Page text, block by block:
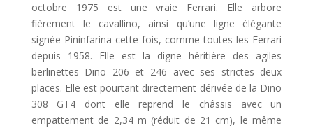
octobre 1975 est une vraie Ferrari. Elle arbore
fièrement le cavallino, ainsi qu’une ligne élégante
signée Pininfarina cette fois, comme toutes les Ferrari
depuis 1958. Elle est la digne héritière des agiles
berlinettes Dino 206 et 246 avec ses strictes deux
places. Elle est pourtant directement dérivée de la Dino
308 GT4 dont elle reprend le châssis avec un
empattement de 2,34 m (réduit de 21 cm), le même